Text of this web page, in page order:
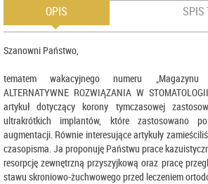
OPIS SPIS
Szanowni Państwo,
tematem wakacyjnego numeru „Magazynu
ALTERNATYWNE ROZWIĄZANIA W
artykuł dotyczący korony tymczasowej
ultrakrótkich implantów, które zastosowano
augmentacji. Równie interesujące artykuły
czasopisma. Ja proponuję Państwu prace
resorpcję zewnętrzną przyszyjkową oraz pracę
stawu skroniowo-żuchwowego przed leczeniem